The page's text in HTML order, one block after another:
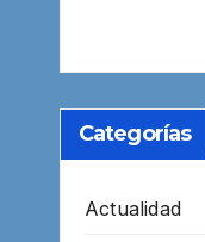
Categorías
Actualidad